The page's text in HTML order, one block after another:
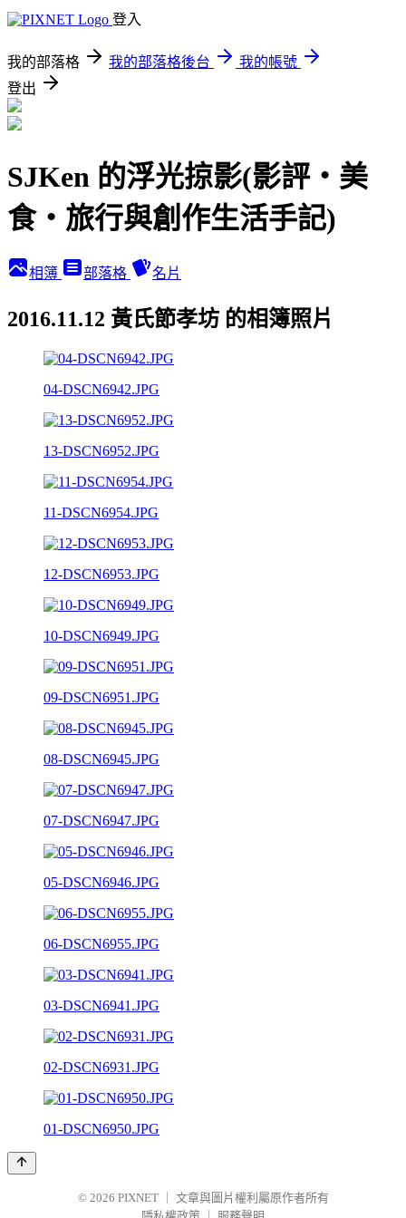
登入
我的部落格 我的部落格後台
我的帳號
登出
SJKen 的浮光掠影(影評‧美
食‧旅行與創作生活手記)
相簿 部落格 名片
2016.11.12 黃氏節孝坊 的相簿照片
04-DSCN6942.JPG
13-DSCN6952.JPG
11-DSCN6954.JPG
12-DSCN6953.JPG
10-DSCN6949.JPG
09-DSCN6951.JPG
08-DSCN6945.JPG
07-DSCN6947.JPG
05-DSCN6946.JPG
06-DSCN6955.JPG
03-DSCN6941.JPG
02-DSCN6931.JPG
01-DSCN6950.JPG
© 2026 PIXNET
文章與圖片權利屬原作者所有